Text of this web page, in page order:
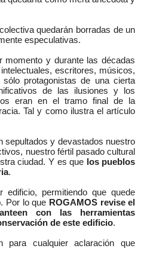
quedarán borradas de un
especulativas.
momento y durante las décadas
escritores, músicos,
protagonistas de una cierta
de las ilusiones y los
eran en el tramo final de la
Tal y como ilustra el artículo
sepultados y devastados nuestro
nuestro fértil pasado cultural
ciudad. Y es que los pueblos
.
edificio, permitiendo que quede
Por lo que ROGAMOS revise el
con las herramientas
de este edificio.
para cualquier aclaración que